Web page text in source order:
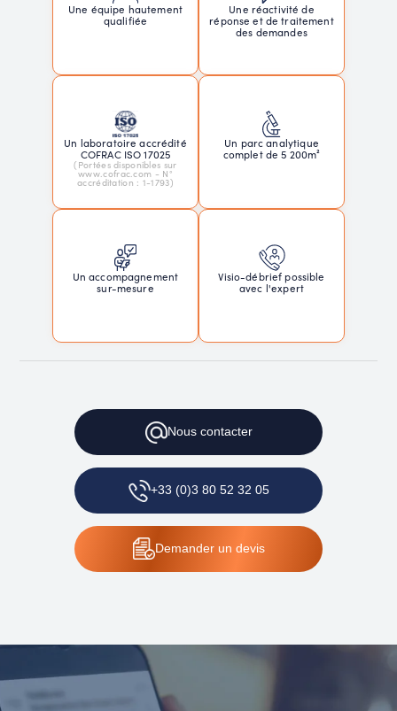
Une équipe hautement
qualifiée
Une réactivité de
réponse et de traitement
des demandes
Un laboratoire accrédité
COFRAC ISO 17025
(Portées disponibles sur
www.cofrac.com - N°
accréditation : 1-1793)
Un parc analytique
complet de 5 200m²
Un accompagnement
sur-mesure
Visio-débrief possible
avec l'expert
Nous contacter
+33 (0)3 80 52 32 05
Demander un devis